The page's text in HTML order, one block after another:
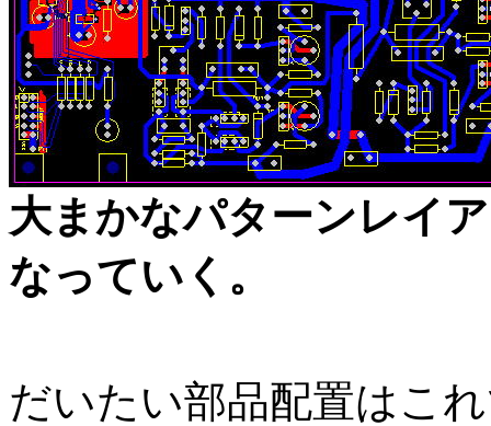
大まかなパターンレイ
なっていく。
だいたい部品配置はこ